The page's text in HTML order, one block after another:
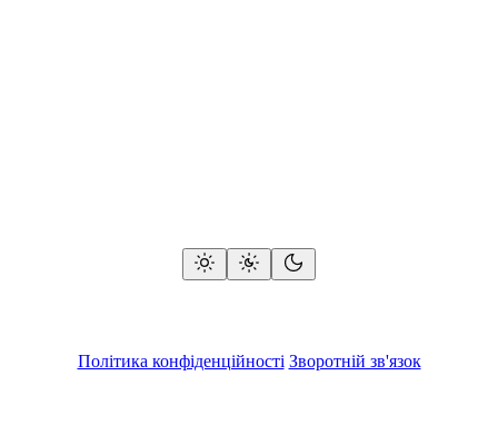
Політика конфіденційності Зворотній зв'язок